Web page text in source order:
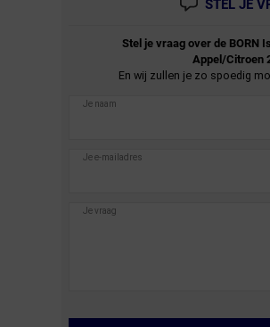
STEL JE
Stel je vraag over de BORN
Appel/Citroen
En wij zullen je zo spoedig